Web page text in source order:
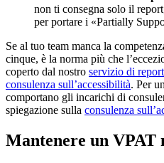
non ti consegna solo il
per portare i «Partially
Se al tuo team manca la
cinque, è la norma più che
coperto dal nostro servizio di
consulenza sull’accessibilità. Per
comportano gli incarichi di
spiegazione sulla consulenza
Mantenere un VPAT